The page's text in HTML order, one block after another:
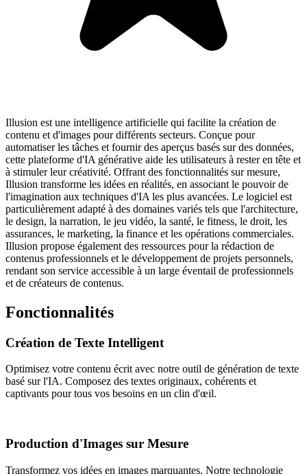
Illusion est une intelligence artificielle qui facilite la création de
contenu et d'images pour différents secteurs. Conçue pour
automatiser les tâches et fournir des aperçus basés sur des données,
cette plateforme d'IA générative aide les utilisateurs à rester en tête et
à stimuler leur créativité. Offrant des fonctionnalités sur mesure,
Illusion transforme les idées en réalités, en associant le pouvoir de
l'imagination aux techniques d'IA les plus avancées. Le logiciel est
particulièrement adapté à des domaines variés tels que l'architecture,
le design, la narration, le jeu vidéo, la santé, le fitness, le droit, les
assurances, le marketing, la finance et les opérations commerciales.
Illusion propose également des ressources pour la rédaction de
contenus professionnels et le développement de projets personnels,
rendant son service accessible à un large éventail de professionnels
et de créateurs de contenus.
Fonctionnalités
Création de Texte Intelligent
Optimisez votre contenu écrit avec notre outil de génération de texte
basé sur l'IA. Composez des textes originaux, cohérents et
captivants pour tous vos besoins en un clin d'œil.
Production d'Images sur Mesure
Transformez vos idées en images marquantes. Notre technologie